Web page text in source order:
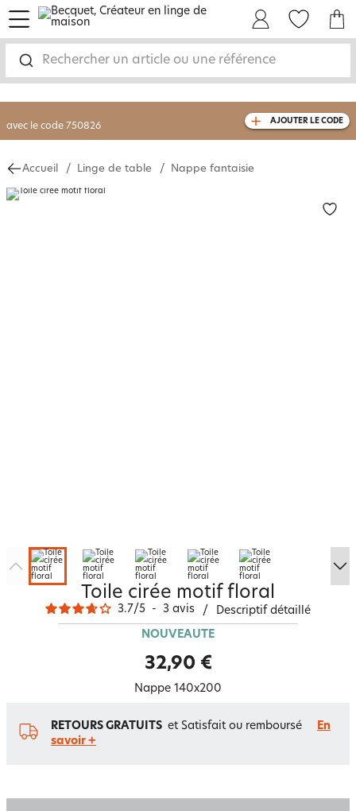
Rechercher un article ou une référence
menu
-30% sur votre commandedès 2 articles
achetés
livraison GRATUITEdès 110€ d'achat
avec le code 750826 AJOUTER LE CODE
Accueil Linge de table Nappe fantaisie
Toile cirée motif floral
3.7/5 - 3 avis / Descriptif détaillé
NOUVEAUTÉ
32,90 €
Nappe 140x200
RETOURS GRATUITS et Satisfait ou remboursé
En
savoir +